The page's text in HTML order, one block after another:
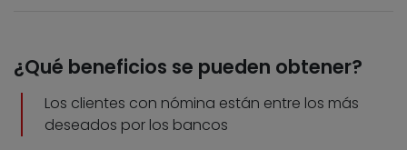
¿Qué beneficios se pueden obtener?
Los clientes con nómina están entre los más
deseados por los bancos